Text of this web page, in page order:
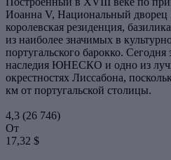
Иоанна V, Национальный дворец
королевская резиденция,
из наиболее значимых в
португальского барокко.
наследия ЮНЕСКО и одно из
окрестностях Лиссабона,
км от португальской столицы.
4,3 (26 746)
От
17,32 $